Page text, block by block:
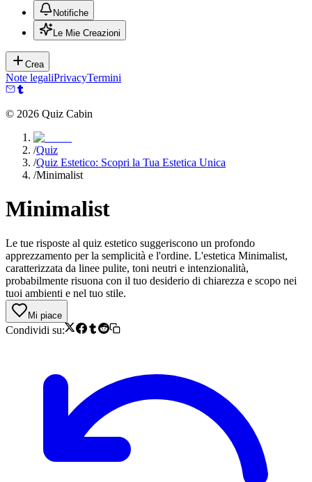
Notifiche
Le Mie Creazioni
Crea
Note legaliPrivacyTermini
© 2026 Quiz Cabin
/Quiz
/Quiz Estetico: Scopri la Tua Estetica Unica
/Minimalist
Minimalist
Le tue risposte al quiz estetico suggeriscono un profondo
apprezzamento per la semplicità e l'ordine. L'estetica Minimalist,
caratterizzata da linee pulite, toni neutri e intenzionalità,
probabilmente risuona con il tuo desiderio di chiarezza e scopo nei
tuoi ambienti e nel tuo stile.
Mi piace
Condividi su: